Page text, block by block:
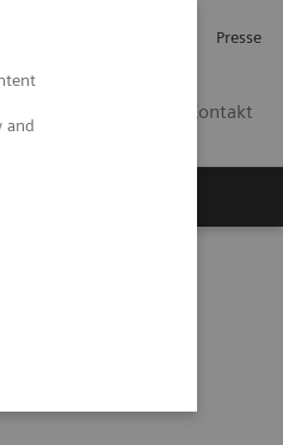
and
Presse
Kontakt